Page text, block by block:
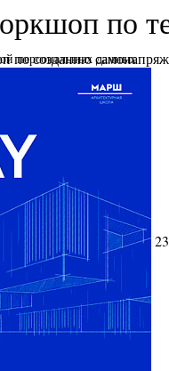
персональных данных
по
по созданию